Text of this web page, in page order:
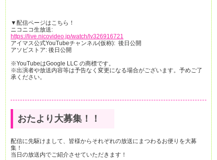
▼配信ページはこちら！
ニコニコ生放送:
https://live.nicovideo.jp/watch/lv326916721
アイマス公式YouTubeチャンネル(仮称): 後日公開
アソビストア: 後日公開
※YouTubeはGoogle LLC の商標です。
※出演者や放送内容等は予告なく変更になる場合がございます。予めご了
承ください。
おたより大募集！！
配信に先駆けまして、皆様からそれぞれの放送にまつわるお便りを大募
集！
当日の放送内でご紹介させていただきます！